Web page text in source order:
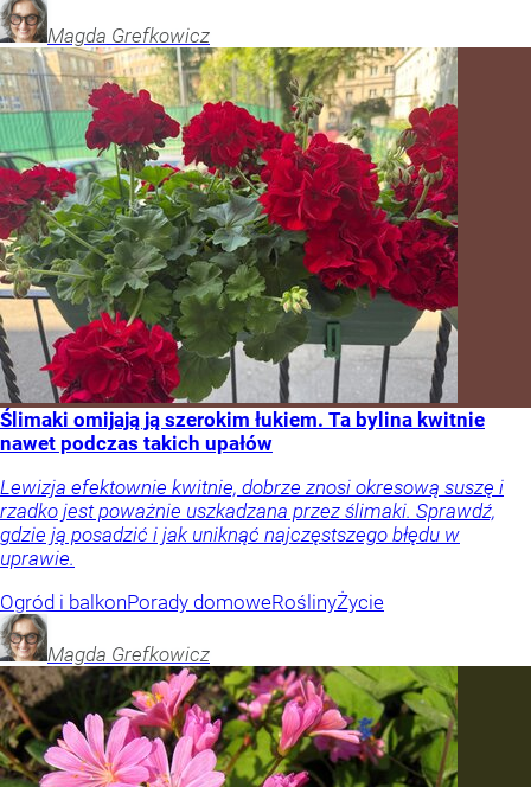
Magda Grefkowicz
Ślimaki omijają ją szerokim łukiem. Ta bylina kwitnie
nawet podczas takich upałów
Lewizja efektownie kwitnie, dobrze znosi okresową suszę i
rzadko jest poważnie uszkadzana przez ślimaki. Sprawdź,
gdzie ją posadzić i jak uniknąć najczęstszego błędu w
uprawie.
Ogród i balkonPorady domoweRoślinyŻycie
Magda Grefkowicz